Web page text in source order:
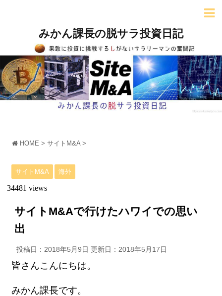
みかん課長の脱サラ投資日記
HOME > サイトM&A >
サイトM&A 海外
34481 views
サイトM&Aで行けたハワイでの思い
出
投稿日：2018年5月9日 更新日： 2018年5月17日
皆さんこんにちは。
みかん課長です。